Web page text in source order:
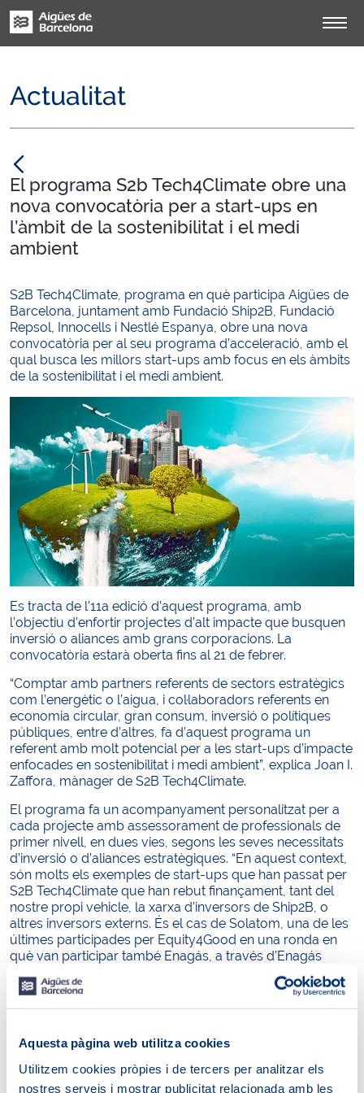
Aquesta pàgina web utilitza cookies
Utilitzem cookies pròpies i de tercers per analitzar els
nostres serveis i mostrar publicitat relacionada amb les
Actualitat
El programa S2b Tech4Climate obre una
nova convocatòria per a start-ups en
l’àmbit de la sostenibilitat i el medi
ambient
S2B Tech4Climate, programa en què participa Aigües de
Barcelona, juntament amb Fundació Ship2B, Fundació
Repsol, Innocells i Nestlé Espanya, obre una nova
convocatòria per al seu programa d’acceleració, amb el
qual busca les millors start-ups amb focus en els àmbits
de la sostenibilitat i el medi ambient.
Es tracta de l’11a edició d’aquest programa, amb
l’objectiu d’enfortir projectes d’alt impacte que busquen
inversió o aliances amb grans corporacions. La
convocatòria estarà oberta fins al 21 de febrer.
“Comptar amb partners referents de sectors estratègics
com l’energètic o l’aigua, i col·laboradors referents en
economia circular, gran consum, inversió o polítiques
públiques, entre d’altres, fa d’aquest programa un
referent amb molt potencial per a les start-ups d’impacte
enfocades en sostenibilitat i medi ambient”, explica Joan I.
Zaffora, mànager de S2B Tech4Climate.
El programa fa un acompanyament personalitzat per a
cada projecte amb assessorament de professionals de
primer nivell, en dues vies, segons les seves necessitats
d’inversió o d’aliances estratègiques. “En aquest context,
són molts els exemples de start-ups que han passat per
S2B Tech4Climate que han rebut finançament, tant del
nostre propi vehicle, la xarxa d’inversors de Ship2B, o
altres inversors externs. És el cas de Solatom, una de les
últimes participades per Equity4Good en una ronda en
què van participar també Enagás, a través d’Enagás
Emprèn, i BP”, explica Zaffora.
Un exemple interessant de finançament alhora que
seva ronda de finançament oberta a través de Go Parity,
que va ser un èxit i va aconseguir recaptar més de
50.000 euros en menys de 10 dies. D’altra banda, també